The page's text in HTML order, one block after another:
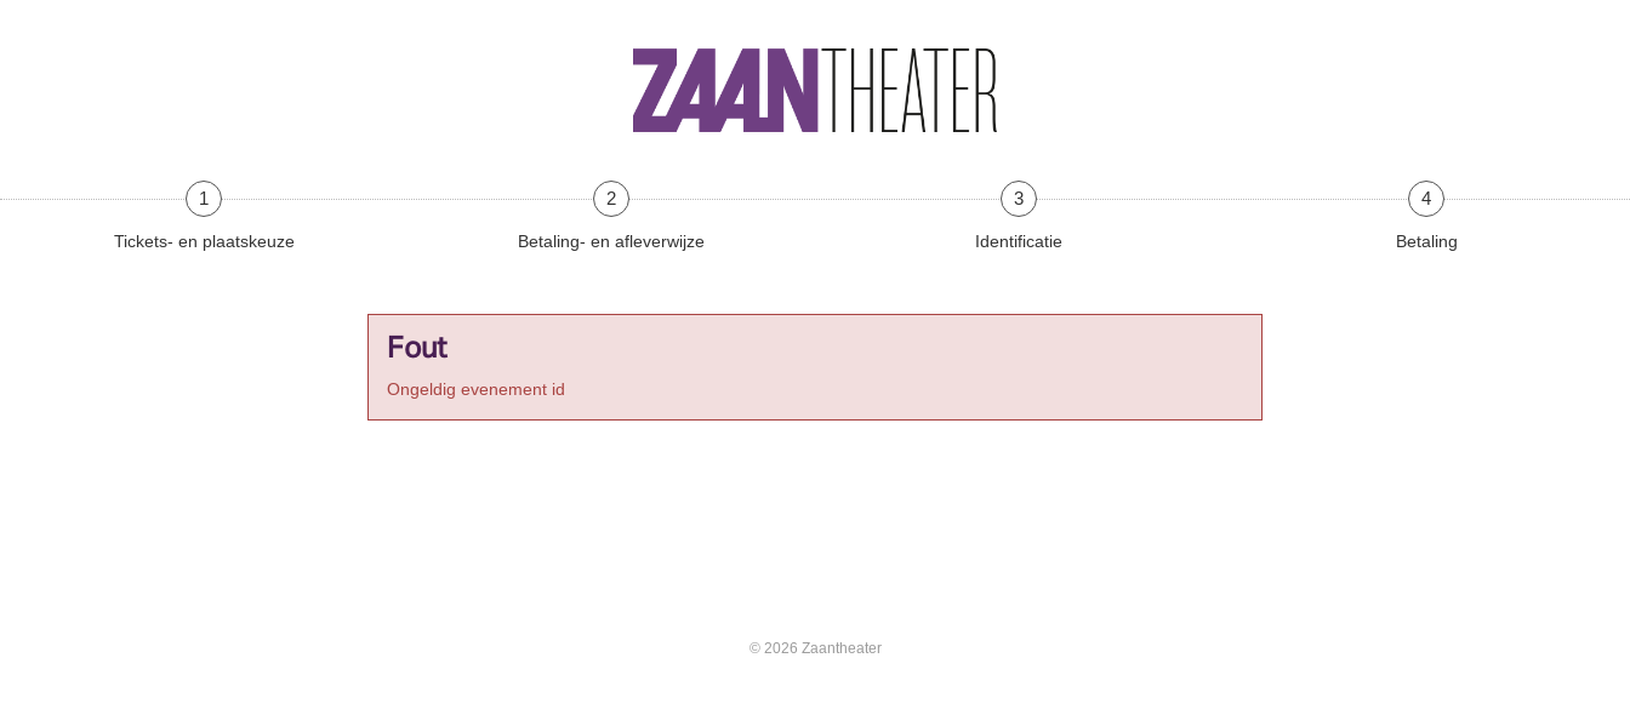
1
Tickets- en plaatskeuze
2
Betaling- en afleverwijze
3
Identificatie
4
Betaling
Fout
Ongeldig evenement id
© 2026 Zaantheater